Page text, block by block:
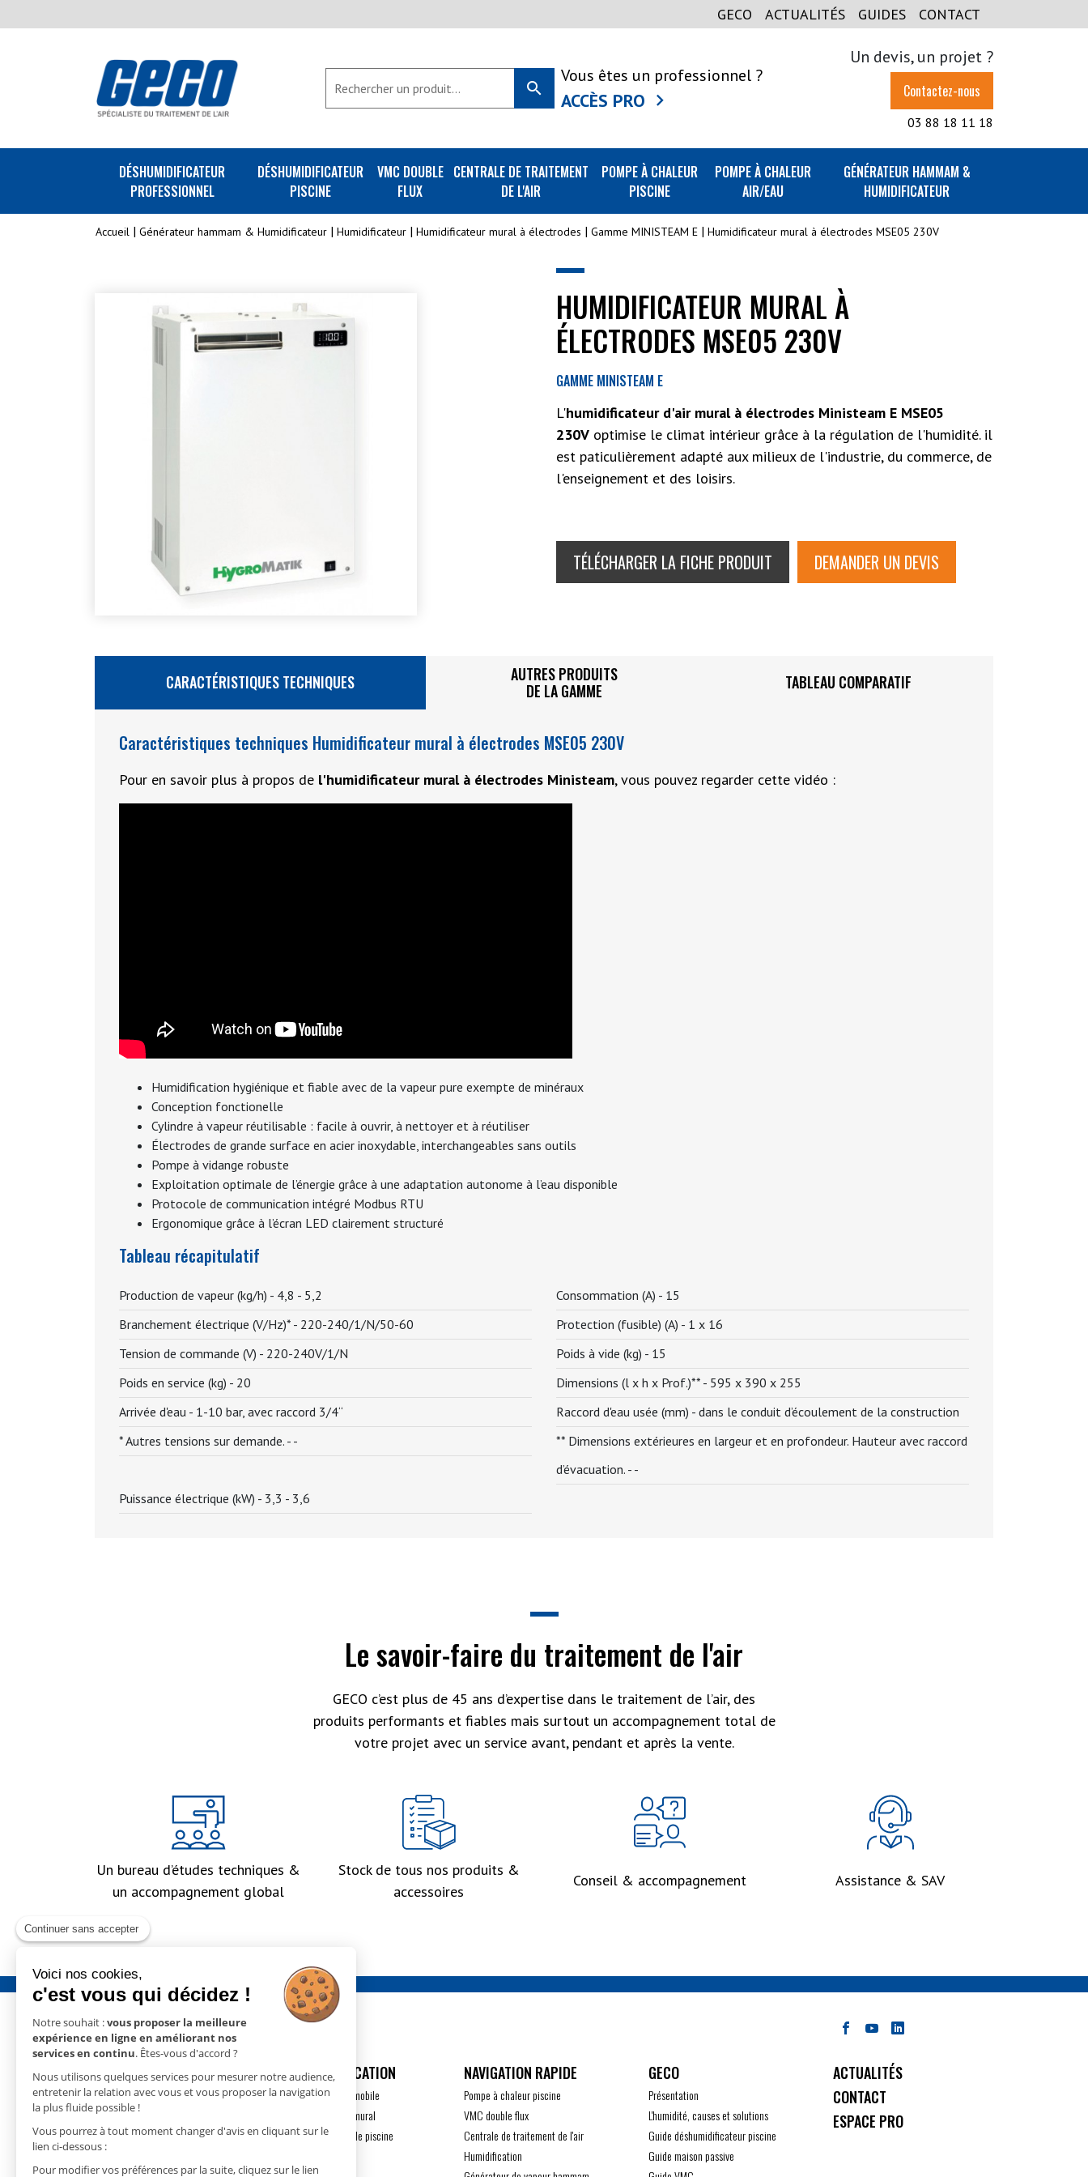
Continuer sans accepter
Voici nos cookies,
c'est vous qui décidez !
Notre souhait :vous proposer la meilleure
expérience en ligne en améliorant nos
services en continu. Êtes-vous d'accord ?
Nous utilisons quelques services pour mesurer notre audience,
entretenir la relation avec vous et vous proposer la navigation
la plus fluide possible !
Vous pourrez à tout moment changer d'avis en cliquant sur le
lien ci-dessous :
Pour modifier vos préférences par la suite, cliquez sur le lien
GECO ACTUALITÉS GUIDES CONTACT
search
Vous êtes un professionnel ?
ACCÈS PRO
Un devis, un projet ?
Contactez-nous
03 88 18 11 18
DÉSHUMIDIFICATEUR
PROFESSIONNEL
DÉSHUMIDIFICATEUR
PISCINE
VMC DOUBLE
FLUX
CENTRALE DE TRAITEMENT
DE L'AIR
POMPE À CHALEUR
PISCINE
POMPE À CHALEUR
AIR/EAU
GÉNÉRATEUR HAMMAM &
HUMIDIFICATEUR
Accueil Générateur hammam & Humidificateur Humidificateur Humidificateur mural à électrodes Gamme MINISTEAM E Humidificateur mural à électrodes MSE05 230V
HUMIDIFICATEUR MURAL À
ÉLECTRODES MSE05 230V
GAMME MINISTEAM E
L'humidificateur d'air mural à électrodes Ministeam E MSE05
230V optimise le climat intérieur grâce à la régulation de l'humidité. il
est paticulièrement adapté aux milieux de l'industrie, du commerce, de
l'enseignement et des loisirs.
TÉLÉCHARGER LA FICHE PRODUIT DEMANDER UN DEVIS
CARACTÉRISTIQUES TECHNIQUES
AUTRES PRODUITS
DE LA GAMME
TABLEAU COMPARATIF
Caractéristiques techniques Humidificateur mural à électrodes MSE05 230V
Pour en savoir plus à propos de l'humidificateur mural à électrodes Ministeam, vous pouvez regarder cette vidéo :
Humidification hygiénique et fiable avec de la vapeur pure exempte de minéraux
Conception fonctionelle
Cylindre à vapeur réutilisable : facile à ouvrir, à nettoyer et à réutiliser
Électrodes de grande surface en acier inoxydable, interchangeables sans outils
Pompe à vidange robuste
Exploitation optimale de l’énergie grâce à une adaptation autonome à l’eau disponible
Protocole de communication intégré Modbus RTU
Ergonomique grâce à l’écran LED clairement structuré
Tableau récapitulatif
Production de vapeur (kg/h) - 4,8 - 5,2 Consommation (A) - 15
Branchement électrique (V/Hz)* - 220-240/1/N/50-60 Protection (fusible) (A) - 1 x 16
Tension de commande (V) - 220-240V/1/N Poids à vide (kg) - 15
Poids en service (kg) - 20 Dimensions (l x h x Prof.)** - 595 x 390 x 255
Arrivée d'eau - 1-10 bar, avec raccord 3/4“ Raccord d'eau usée (mm) - dans le conduit d’écoulement de la construction
* Autres tensions sur demande. - -
** Dimensions extérieures en largeur et en profondeur. Hauteur avec raccord
d’évacuation. - -
Puissance électrique (kW) - 3,3 - 3,6
Le savoir-faire du traitement de l'air
GECO c’est plus de 45 ans d’expertise dans le traitement de l’air, des
produits performants et fiables mais surtout un accompagnement total de
votre projet avec un service avant, pendant et après la vente.
Un bureau d’études techniques &
un accompagnement global
Stock de tous nos produits &
accessoires
Conseil & accompagnement Assistance & SAV
- 15 rue Nicolas Cugnot
67410 DRUSENHEIM
T.+33(0)3 88 18 11 18
contact@geco.fr
DÉSHUMIDIFICATION
Déshumidification mobile
Déshumidification mural
Déshumidification de piscine
Pompe à chaleur piscine
VMC double flux
Centrale de traitement de l'air
Humidification
GECO
Présentation
L'humidité, causes et solutions
Guide déshumidificateur piscine
Guide maison passive
ACTUALITÉS
CONTACT
ESPACE PRO